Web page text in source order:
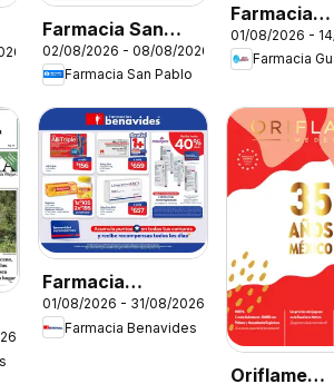
Farmacia San
Pablo catálogo
02/08/2026 - 08/08/2026
Farmacia San Pablo
Farmacia
catálogo
01/08/2026 -
Farmacia
Benavides
catálogo
01/08/2026 - 31/08/2026
Farmacia Benavides
Oriflame